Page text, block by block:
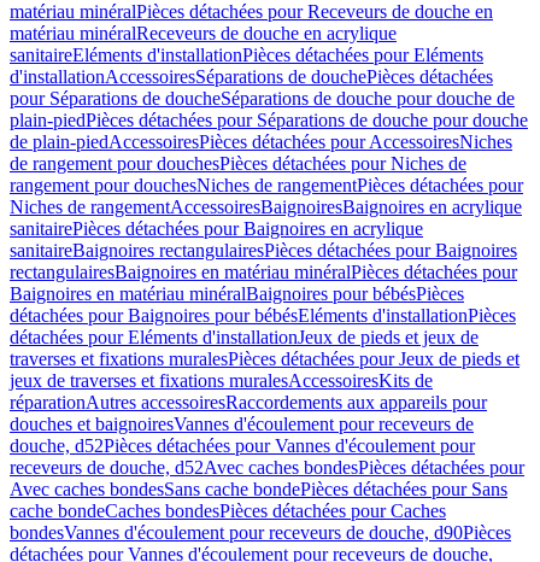
matériau minéralPièces détachées pour Receveurs de douche en
matériau minéralReceveurs de douche en acrylique
sanitaireEléments d'installationPièces détachées pour Eléments
d'installationAccessoiresSéparations de douchePièces détachées
pour Séparations de doucheSéparations de douche pour douche de
plain-piedPièces détachées pour Séparations de douche pour douche
de plain-piedAccessoiresPièces détachées pour AccessoiresNiches
de rangement pour douchesPièces détachées pour Niches de
rangement pour douchesNiches de rangementPièces détachées pour
Niches de rangementAccessoiresBaignoiresBaignoires en acrylique
sanitairePièces détachées pour Baignoires en acrylique
sanitaireBaignoires rectangulairesPièces détachées pour Baignoires
rectangulairesBaignoires en matériau minéralPièces détachées pour
Baignoires en matériau minéralBaignoires pour bébésPièces
détachées pour Baignoires pour bébésEléments d'installationPièces
détachées pour Eléments d'installationJeux de pieds et jeux de
traverses et fixations muralesPièces détachées pour Jeux de pieds et
jeux de traverses et fixations muralesAccessoiresKits de
réparationAutres accessoiresRaccordements aux appareils pour
douches et baignoiresVannes d'écoulement pour receveurs de
douche, d52Pièces détachées pour Vannes d'écoulement pour
receveurs de douche, d52Avec caches bondesPièces détachées pour
Avec caches bondesSans cache bondePièces détachées pour Sans
cache bondeCaches bondesPièces détachées pour Caches
bondesVannes d'écoulement pour receveurs de douche, d90Pièces
détachées pour Vannes d'écoulement pour receveurs de douche,